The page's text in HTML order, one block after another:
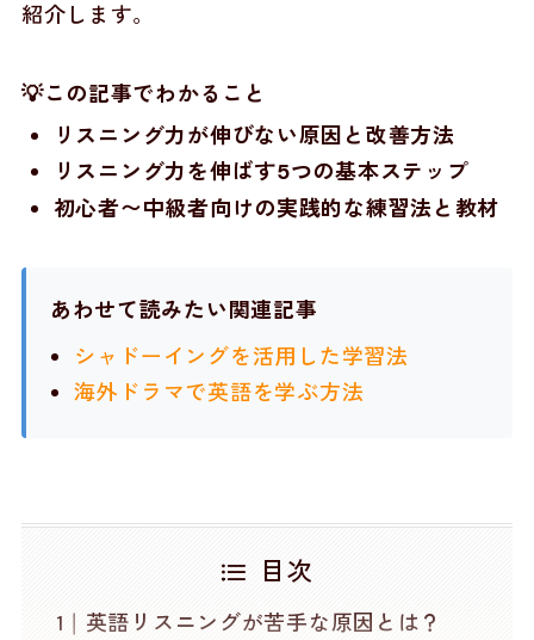
紹介します。
💡この記事でわかること
リスニング力が伸びない原因と改善方法
リスニング力を伸ばす5つの基本ステップ
初心者〜中級者向けの実践的な練習法と教材
あわせて読みたい関連記事
シャドーイングを活用した学習法
海外ドラマで英語を学ぶ方法
目次
英語リスニングが苦手な原因とは？